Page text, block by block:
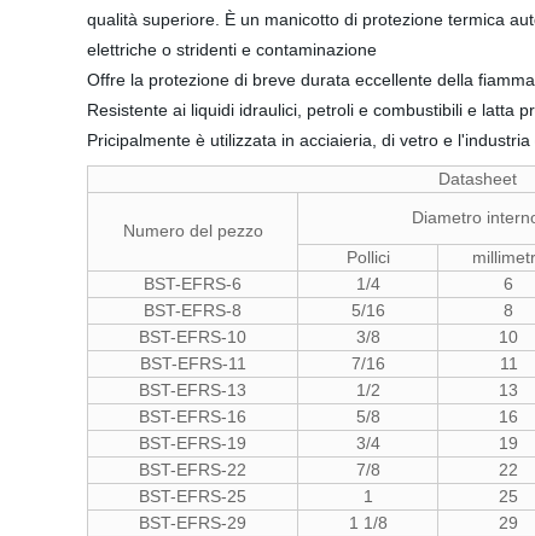
qualità superiore. È un manicotto di protezione termica
elettriche o stridenti e contaminazione
Offre la protezione di breve durata eccellente della
Resistente ai liquidi idraulici, petroli e combustibili e latta
Pricipalmente è utilizzata in acciaieria, di vetro e
Datasheet
Numero del pezzo
Diametro
Pollici
BST-EFRS-6
1/4 6
BST-EFRS-8
5/16 8
BST-EFRS-10
3/8 10
BST-EFRS-11
7/16 11
BST-EFRS-13
1/2 13
BST-EFRS-16
5/8 16
BST-EFRS-19
3/4 19
BST-EFRS-22
7/8 22
BST-EFRS-25
1 25
BST-EFRS-29
1 1/8 29